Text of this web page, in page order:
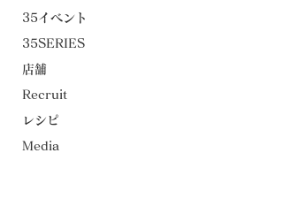
35イベント
35SERIES
店舗
Recruit
レシピ
Media